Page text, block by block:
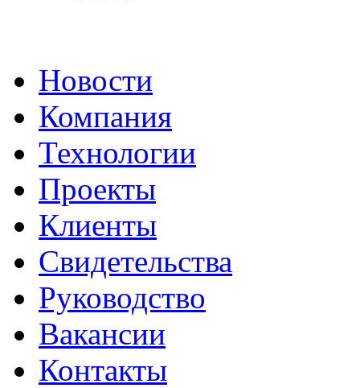
Новости
Компания
Технологии
Проекты
Клиенты
Свидетельства
Руководство
Вакансии
Контакты